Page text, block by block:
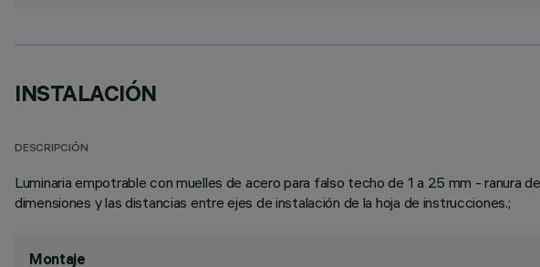
INSTALACIÓN
DESCRIPCIÓN
Luminaria empotrable con muelles de acero para falso techo de 1 a 25 mm - ranura
dimensiones y las distancias entre ejes de instalación de la hoja de instrucciones.;
Montaje